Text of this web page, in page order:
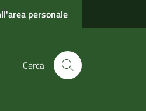
personale
Cerca